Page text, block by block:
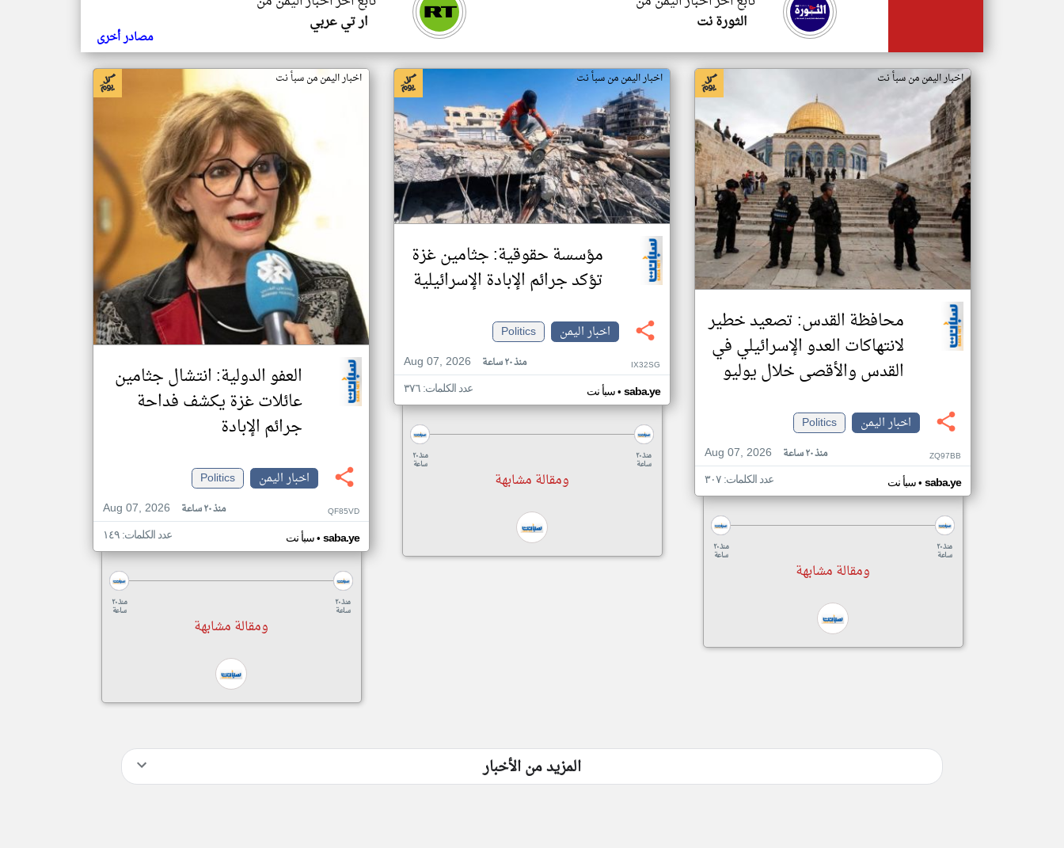
ار تي عربي
الثورة نت
مصادر أخرى
اخبار اليمن من سبأ نت
محافظة القدس: تصعيد خطير
لانتهاكات العدو الإسرائيلي في
القدس والأقصى خلال يوليو
اخبار اليمن
Politics
Aug 07, 2026
منذ ٢٠ ساعة ZQ97BB
سبأ نت• saba.ye عدد الكلمات: ٣٠٧
منذ ٢٠
ساعة
منذ ٢٠
ساعة
ومقالة مشابهة
اخبار اليمن من سبأ نت
مؤسسة حقوقية: جثامين غزة
تؤكد جرائم الإبادة الإسرائيلية
اخبار اليمن
Politics
Aug 07, 2026
منذ ٢٠ ساعة IX32SG
سبأ نت• saba.ye عدد الكلمات: ٣٧٦
منذ ٢٠
ساعة
منذ ٢٠
ساعة
ومقالة مشابهة
اخبار اليمن من سبأ نت
العفو الدولية: انتشال جثامين
عائلات غزة يكشف فداحة
جرائم الإبادة
اخبار اليمن
Politics
Aug 07, 2026
منذ ٢٠ ساعة QF85VD
سبأ نت• saba.ye عدد الكلمات: ١٤٩
منذ ٢٠
ساعة
منذ ٢٠
ساعة
ومقالة مشابهة
المزيد من الأخبار